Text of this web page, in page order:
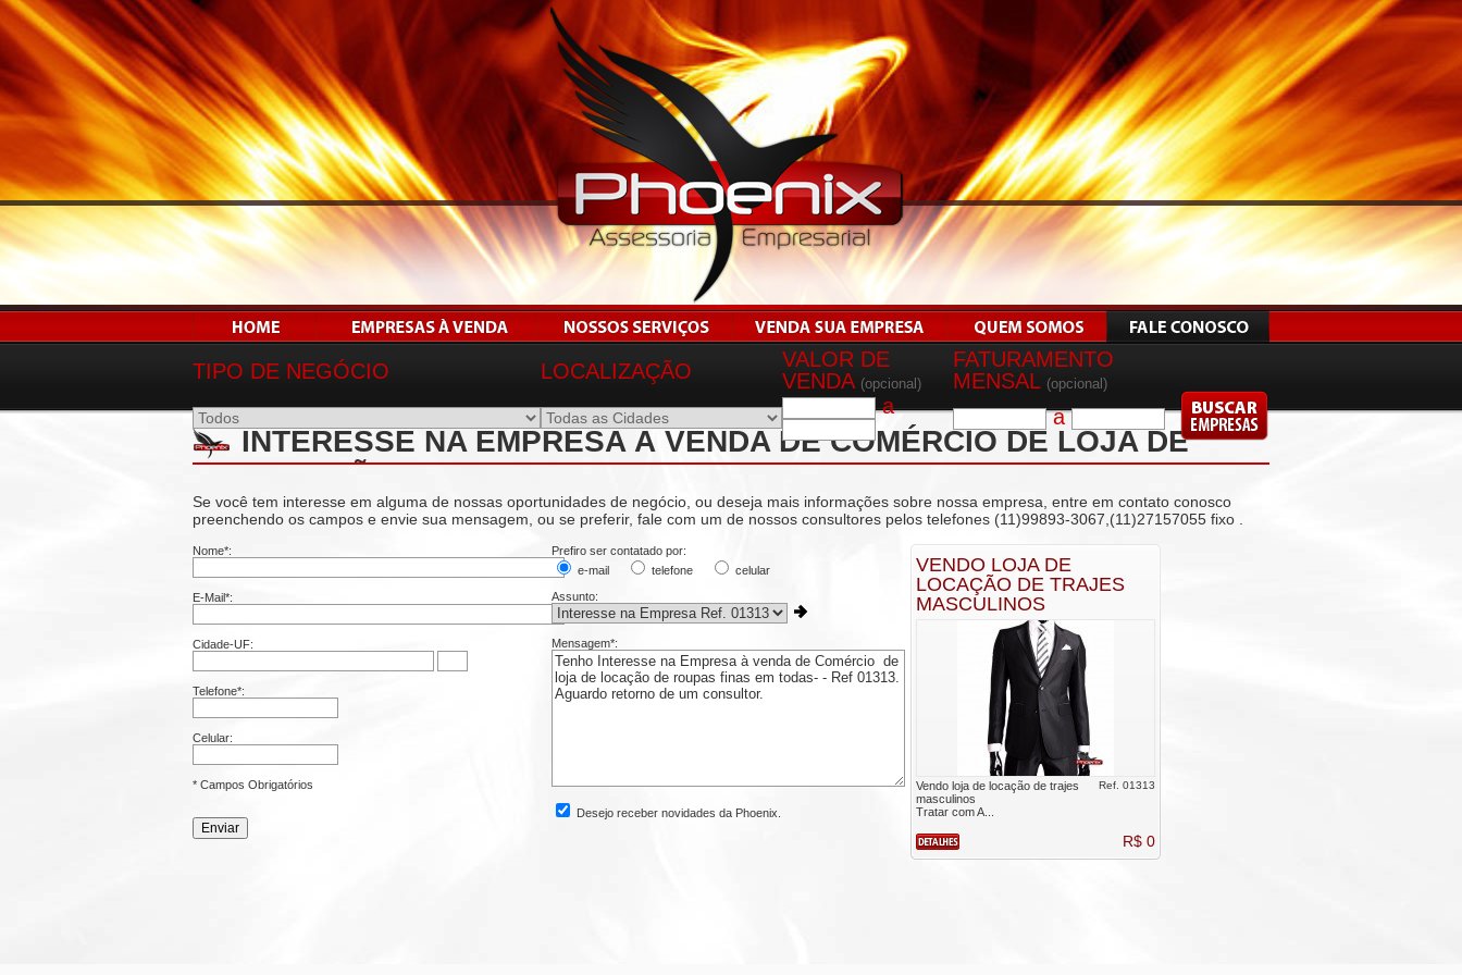
TIPO DE NEGÓCIO LOCALIZAÇÃO
VALOR DE
VENDA (opcional)
FATURAMENTO
MENSAL (opcional)
a a
INTERESSE NA EMPRESA À VENDA DE COMÉRCIO DE LOJA DE
LOCAÇÃO DE ROUPAS FINAS EM TODAS- - REF 01313
Se você tem interesse em alguma de nossas oportunidades de negócio, ou deseja mais informações sobre nossa empresa, entre em contato conosco
preenchendo os campos e envie sua mensagem, ou se preferir, fale com um de nossos consultores pelos telefones (11)99893-3067,(11)27157055 fixo .
Nome*:
E-Mail*:
Cidade-UF:
Telefone*:
Celular:
* Campos Obrigatórios
Prefiro ser contatado por:
e-mail
telefone
celular
Assunto:
Mensagem*:
Desejo receber novidades da Phoenix.
VENDO LOJA DE
LOCAÇÃO DE TRAJES
MASCULINOS
Vendo loja de locação de trajes
masculinos
Tratar com A...
Ref. 01313
R$ 0